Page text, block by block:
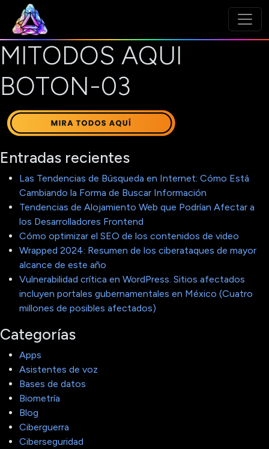
MITODOS AQUI
BOTON-03
Entradas recientes
Las Tendencias de Búsqueda en Internet: Cómo Está
Cambiando la Forma de Buscar Información
Tendencias de Alojamiento Web que Podrían Afectar a
los Desarrolladores Frontend
Cómo optimizar el SEO de los contenidos de video
Wrapped 2024: Resumen de los ciberataques de mayor
alcance de este año
Vulnerabilidad crítica en WordPress. Sitios afectados
incluyen portales gubernamentales en México (Cuatro
millones de posibles afectados)
Categorías
Apps
Asistentes de voz
Bases de datos
Biometría
Blog
Ciberguerra
Ciberseguridad